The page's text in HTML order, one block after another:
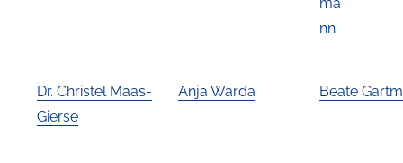
Dr. Christel Maas-
Gierse
Anja Warda Beate